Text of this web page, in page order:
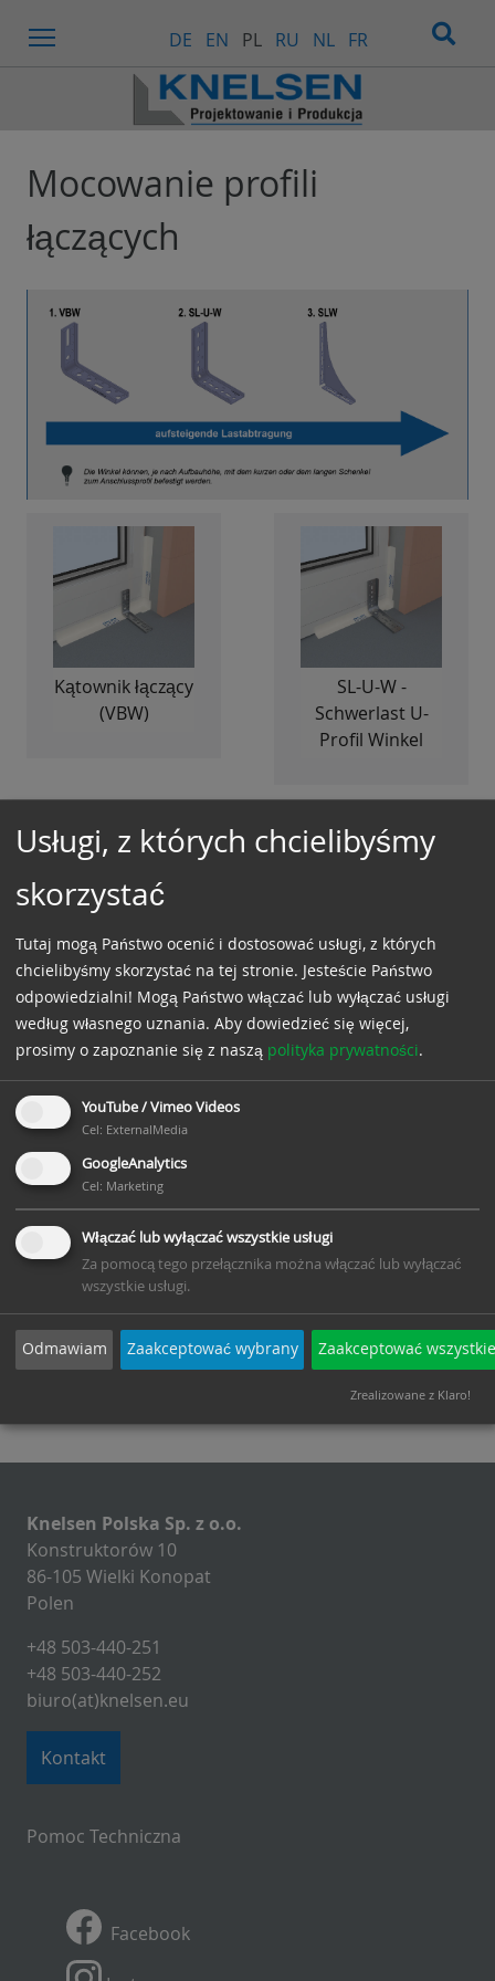
DE EN PL RU NL FR
Mocowanie profili
łączących
Kątownik łączący
(VBW)
SL-U-W -
Schwerlast U-
Profil Winkel
SLW -
Schwerlastwinkel
Konsola o dużej
wytrzymałości
BAP (BAP-SLK)
BAP-SLW -
wytrzymałości
BAP
Knelsen Polska Sp. z o.o.
Konstruktorów 10
86-105 Wielki Konopat
Polen
+48 503-440-251
+48 503-440-252
biuro(at)knelsen.eu
Kontakt
Pomoc Techniczna
Facebook
Usługi, z których chcielibyśmy
skorzystać
Tutaj mogą Państwo ocenić i dostosować usługi, z których
chcielibyśmy skorzystać na tej stronie. Jesteście Państwo
odpowiedzialni! Mogą Państwo włączać lub wyłączać usługi
według własnego uznania. Aby dowiedzieć się więcej,
prosimy o zapoznanie się z naszą polityka prywatności.
YouTube / Vimeo Videos
Cel: ExternalMedia
GoogleAnalytics
Cel: Marketing
Włączać lub wyłączać wszystkie usługi
Za pomocą tego przełącznika można włączać lub wyłączać
wszystkie usługi.
Odmawiam Zaakceptować wybrany Zaakceptować wszystkie
Zrealizowane z Klaro!